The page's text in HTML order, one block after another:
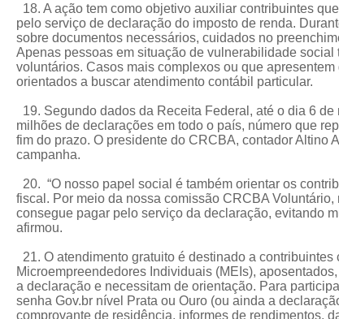
18. A ação tem como objetivo auxiliar contribuintes
pelo serviço de declaração do imposto de renda.
sobre documentos necessários, cuidados no
Apenas pessoas em situação de vulnerabilidade
voluntários. Casos mais complexos ou que
orientados a buscar atendimento contábil particular.
19. Segundo dados da Receita Federal, até o dia 6
milhões de declarações em todo o país, número que
fim do prazo. O presidente do CRCBA, contador Altino
campanha.
20. “O nosso papel social é também orientar os
fiscal. Por meio da nossa comissão CRCBA
consegue pagar pelo serviço da declaração, evitando
afirmou.
21. O atendimento gratuito é destinado a
Microempreendedores Individuais (MEIs),
a declaração e necessitam de orientação. Para
senha Gov.br nível Prata ou Ouro (ou ainda a
comprovante de residência, informes de rendimentos,